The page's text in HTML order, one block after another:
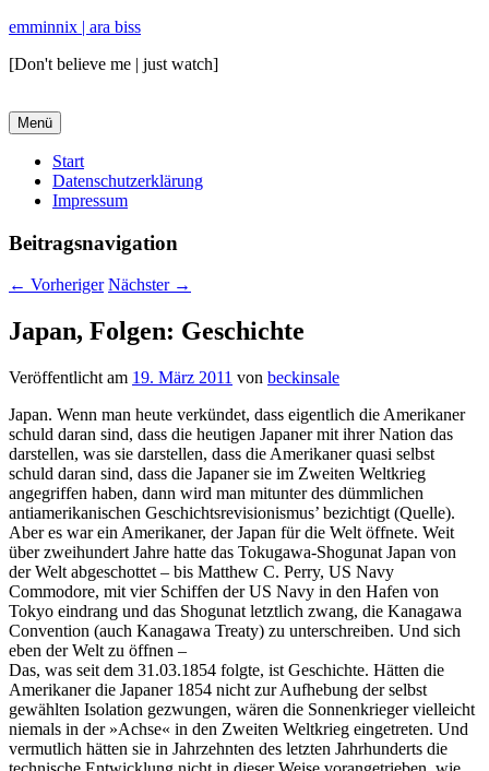
emminnix | ara biss
[Don't believe me | just watch]
Menü
Primäres
Menü
Start
Datenschutzerklärung
Impressum
Beitragsnavigation
← Vorheriger Nächster →
Japan, Folgen: Geschichte
Veröffentlicht am 19. März 2011 von beckinsale
Japan. Wenn man heute verkündet, dass eigentlich die Amerikaner
schuld daran sind, dass die heutigen Japaner mit ihrer Nation das
darstellen, was sie darstellen, dass die Amerikaner quasi selbst
schuld daran sind, dass die Japaner sie im Zweiten Weltkrieg
angegriffen haben, dann wird man mitunter des dümmlichen
antiamerikanischen Geschichtsrevisionismus’ bezichtigt (Quelle).
Aber es war ein Amerikaner, der Japan für die Welt öffnete. Weit
über zweihundert Jahre hatte das Tokugawa-Shogunat Japan von
der Welt abgeschottet – bis Matthew C. Perry, US Navy
Commodore, mit vier Schiffen der US Navy in den Hafen von
Tokyo eindrang und das Shogunat letztlich zwang, die Kanagawa
Convention (auch Kanagawa Treaty) zu unterschreiben. Und sich
eben der Welt zu öffnen –
Das, was seit dem 31.03.1854 folgte, ist Geschichte. Hätten die
Amerikaner die Japaner 1854 nicht zur Aufhebung der selbst
gewählten Isolation gezwungen, wären die Sonnenkrieger vielleicht
niemals in der »Achse« in den Zweiten Weltkrieg eingetreten. Und
vermutlich hätten sie in Jahrzehnten des letzten Jahrhunderts die